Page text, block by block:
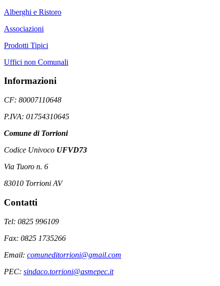
Alberghi e Ristoro
Associazioni
Prodotti Tipici
Uffici non Comunali
Informazioni
CF: 80007110648
P.IVA: 01754310645
Comune di Torrioni
Codice Univoco UFVD73
Via Tuoro n. 6
83010 Torrioni AV
Contatti
Tel: 0825 996109
Fax: 0825 1735266
Email: comuneditorrioni@gmail.com
PEC: sindaco.torrioni@asmepec.it